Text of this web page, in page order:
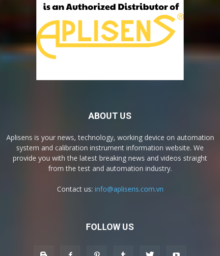
ABOUT US
Aplisens is your news, technology, working device on automation
system and calibration instrument information website. We
provide you with the latest breaking news and videos straight
from the test and automation industry.
Contact us: info@aplisens.com.vn
FOLLOW US